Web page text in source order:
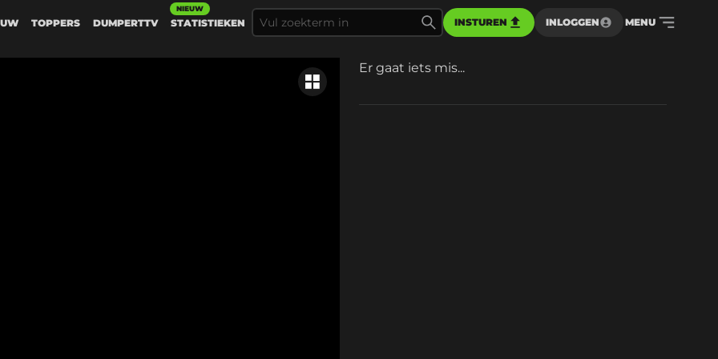
TOPPERS DUMPERTTV STATISTIEKEN
NIEUW
INSTUREN INLOGGEN MENU
Er gaat iets mis...